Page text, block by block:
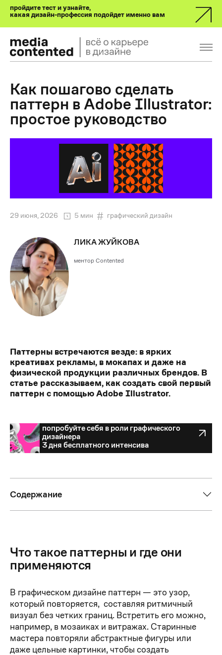
пройдите тест и узнайте,
какая дизайн-профессия подойдет именно вам
Как пошагово сделать
паттерн в Adobe Illustrator:
простое руководство
29 июня, 2026 5 мин графический дизайн
ЛИКА ЖУЙКОВА
ментор Contented
Паттерны встречаются везде: в ярких
креативах рекламы, в мокапах и даже на
физической продукции различных брендов. В
статье рассказываем, как создать свой первый
паттерн с помощью Adobe Illustrator.
попробуйте себя в роли графического
дизайнера
попробуйте себя в роли графического
дизайнера
3 дня бесплатного интенсива
Содержание
Что такое паттерны и где они
применяются
В графическом дизайне паттерн — это узор,
который повторяется, составляя ритмичный
визуал без четких границ. Встретить его можно,
например, в мозаиках и витражах. Старинные
мастера повторяли абстрактные фигуры или
даже цельные картинки, чтобы создать